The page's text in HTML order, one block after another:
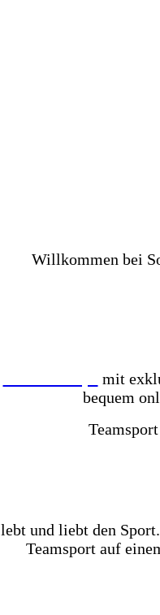
Willkommen bei
mit
bequem
lebt und liebt den
Teamsport auf